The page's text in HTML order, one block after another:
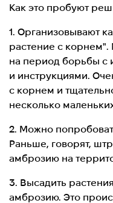
Как это пробуют
1. Организовывают
растение с корнем".
на период борьбы
и инструкциями.
с корнем и
несколько
2. Можно
Раньше, говорят,
амброзию на
3. Высадить
амброзию. Это